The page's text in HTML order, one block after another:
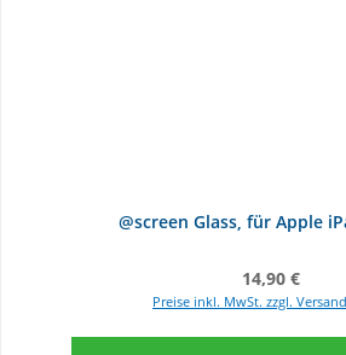
@screen Glass, für Apple
Regulärer
14,90 €
Preise inkl. MwSt. zzgl.